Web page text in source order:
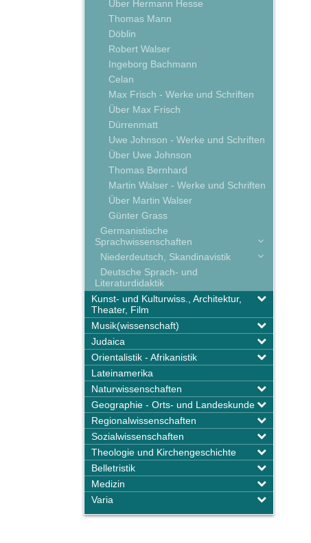
Über Hermann Hesse
Thomas Mann
Döblin
Robert Walser
Ingeborg Bachmann
Celan
Max Frisch - Werke und Schriften
Über Max Frisch
Dürrenmatt
Uwe Johnson - Werke und Schriften
Über Uwe Johnson
Thomas Bernhard
Martin Walser - Werke und Schriften
Über Martin Walser
Günter Grass
Germanistische
Sprachwissenschaften
Niederdeutsch, Skandinavistik
Deutsche Sprach- und
Literaturdidaktik
Kunst- und Kulturwiss., Architektur,
Theater, Film
Musik(wissenschaft)
Judaica
Orientalistik - Afrikanistik
Lateinamerika
Naturwissenschaften
Geographie - Orts- und Landeskunde
Regionalwissenschaften
Sozialwissenschaften
Theologie und Kirchengeschichte
Belletristik
Medizin
Varia